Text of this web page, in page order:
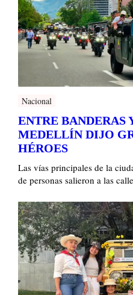
Nacional
ENTRE BANDERAS
MEDELLÍN DIJO
HÉROES
Las vías principales de la
de personas salieron a las